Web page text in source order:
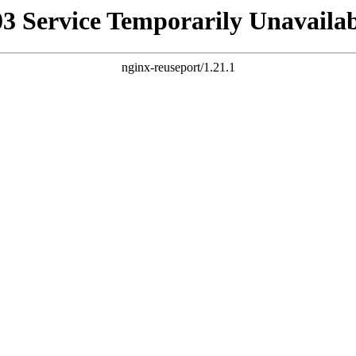
Service Temporarily
nginx-reuseport/1.21.1